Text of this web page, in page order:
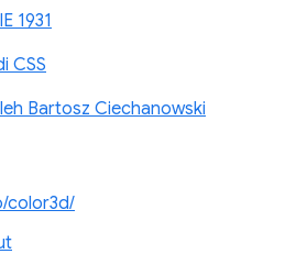
1931
CSS
Bartosz Ciechanowski
color3d/